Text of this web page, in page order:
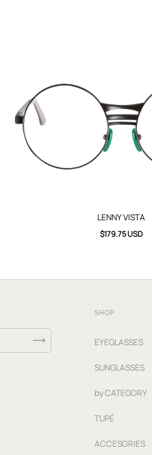
LENNY VISTA
$179.75 USD
SHOP
EYEGLASSES
SUNGLASSES
by CATEGORY
TUPÉ
ACCESORIES